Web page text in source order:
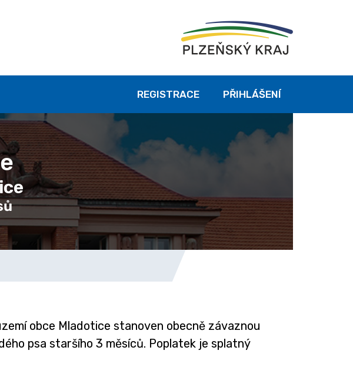
REGISTRACE PŘIHLÁŠENÍ
obce Mladotice stanoven obecně závaznou
psa staršího 3 měsíců. Poplatek je splatný